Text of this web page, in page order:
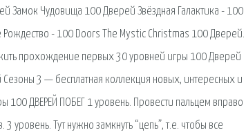
Чудовища 100 Дверей Звёздная Галактика - 100
- 100 Doors The Mystic Christmas 100 Дверей.
прохождение первых 30 уровней игры 100 Дверей
3 — бесплатная коллекция новых, интересных и
ДВЕРЕЙ ПОБЕГ 1 уровень. Провести пальцем вправо
уровень. Тут нужно замкнуть “цепь”, т.е. чтобы все